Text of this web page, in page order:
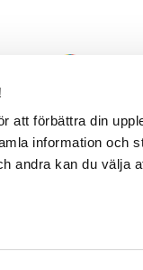
att förbättra din
information och
andra kan du välja